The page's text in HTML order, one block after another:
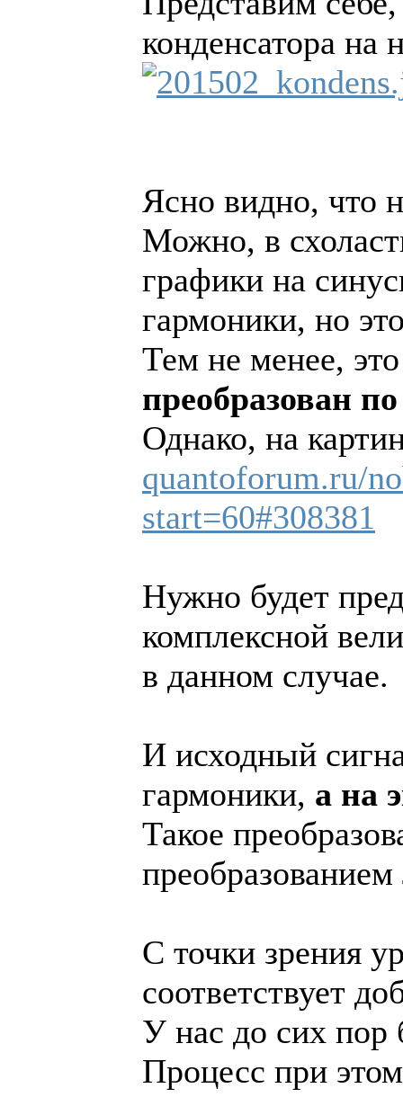
конденсатора на
Ясно видно, что
Можно, в
графики на
гармоники, но
Тем не менее,
преобразован
Однако, на
quantoforum.ru/
start=60#308381
Нужно будет
комплексной
в данном случае.
И исходный
гармоники, а на
Такое
С точки зрения
соответствует
У нас до сих пор
Процесс при